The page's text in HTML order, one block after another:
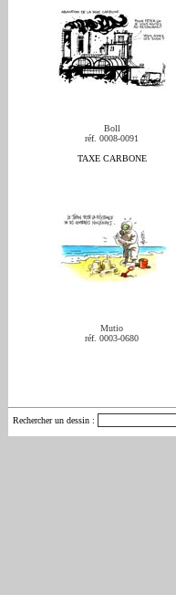
Boll
réf. 0008-0091
TAXE CARBONE
Mutio
réf. 0003-0680
Rechercher un dessin :